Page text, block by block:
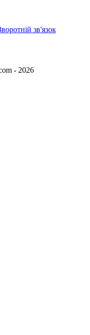
зв'язок
- 2026